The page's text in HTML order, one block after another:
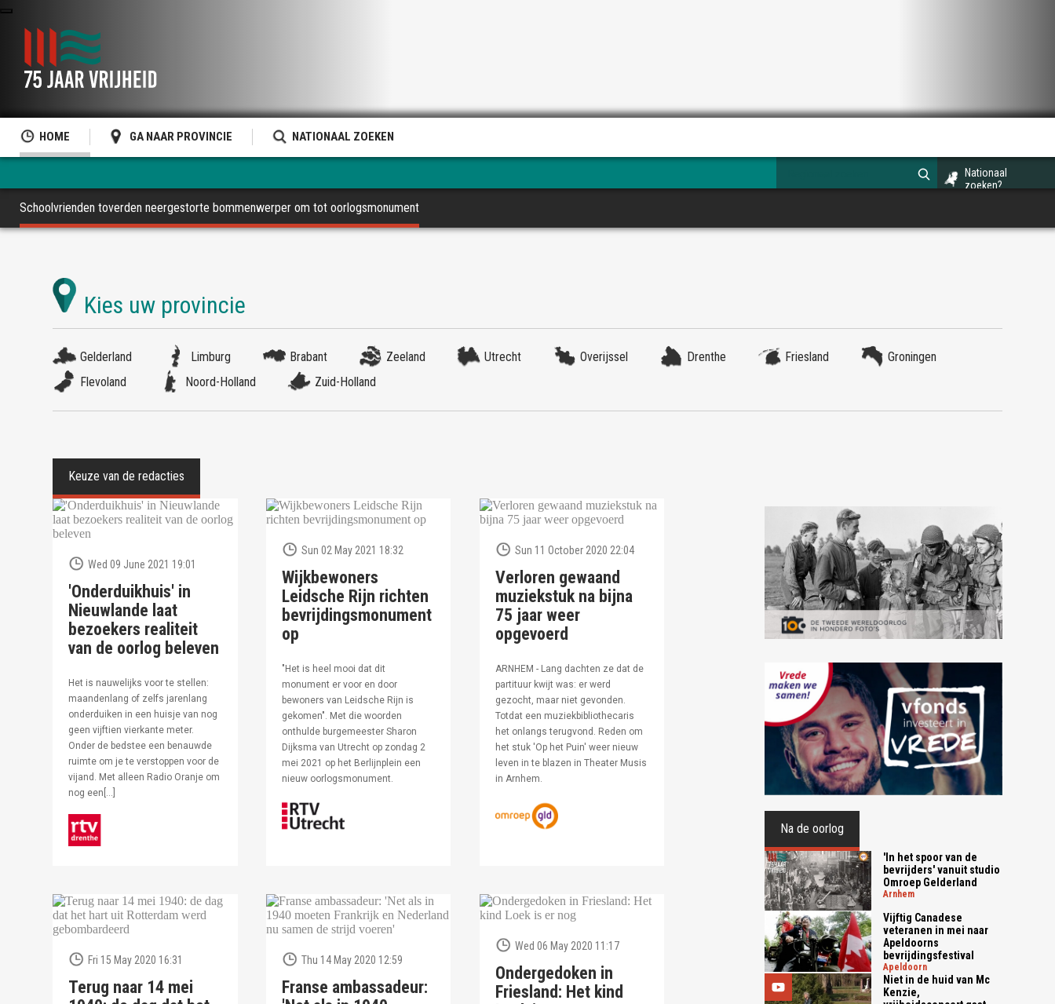
HOME GA NAAR PROVINCIE NATIONAAL ZOEKEN
Nationaal
zoeken?
Schoolvrienden toverden neergestorte bommenwerper om tot oorlogsmonument
Gelderland Limburg Brabant Zeeland Utrecht Overijssel Drenthe Friesland
Groningen
Flevoland
Noord-Holland Zuid-Holland
Wed 09 June 2021 19:01
'Onderduikhuis' in
Nieuwlande laat
bezoekers realiteit
van de oorlog beleven
Het is nauwelijks voor te stellen:
maandenlang of zelfs jarenlang
onderduiken in een huisje van nog
geen vijftien vierkante meter.
Onder de bedstee een benauwde
ruimte om je te verstoppen voor de
vijand. Met alleen Radio Oranje om
nog een[…]
Sun 02 May 2021 18:32
Wijkbewoners
Leidsche Rijn richten
bevrijdingsmonument
op
"Het is heel mooi dat dit
monument er voor en door
bewoners van Leidsche Rijn is
gekomen". Met die woorden
onthulde burgemeester Sharon
Dijksma van Utrecht op zondag 2
mei 2021 op het Berlijnplein een
nieuw oorlogsmonument.
Sun 11 October 2020 22:04
Verloren gewaand
muziekstuk na bijna
75 jaar weer
opgevoerd
ARNHEM - Lang dachten ze dat de
partituur kwijt was: er werd
gezocht, maar niet gevonden.
Totdat een muziekbibliothecaris
het onlangs terugvond. Reden om
het stuk 'Op het Puin' weer nieuw
leven in te blazen in Theater Musis
in Arnhem.
Fri 15 May 2020 16:31
Terug naar 14 mei
Thu 14 May 2020 12:59
Franse ambassadeur:
Wed 06 May 2020 11:17
Ondergedoken in
Friesland: Het kind
Na de oorlog
'In het spoor van de
bevrijders' vanuit studio
Omroep Gelderland
arnhem
Vijftig Canadese
veteranen in mei naar
Apeldoorns
bevrijdingsfestival
apeldoorn
Niet in de huid van Mc
Kenzie,